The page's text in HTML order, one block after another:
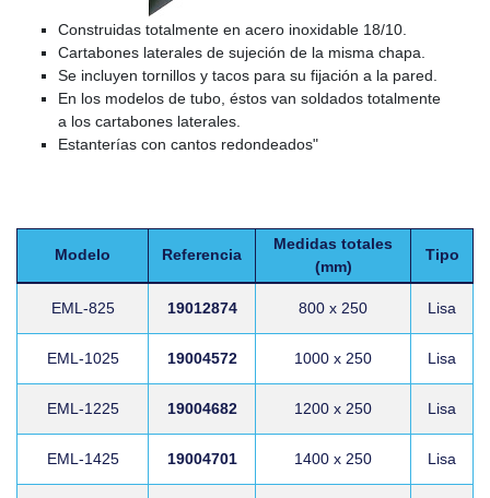
Construidas totalmente en acero inoxidable 18/10.
Cartabones laterales de sujeción de la misma chapa.
Se incluyen tornillos y tacos para su fijación a la pared.
En los modelos de tubo, éstos van soldados totalmente
a los cartabones laterales.
Estanterías con cantos redondeados"
Modelo Referencia
Medidas totales
(mm)
Tipo
EML-825 19012874 800 x 250 Lisa
EML-1025 19004572 1000 x 250 Lisa
EML-1225 19004682 1200 x 250 Lisa
EML-1425 19004701 1400 x 250 Lisa